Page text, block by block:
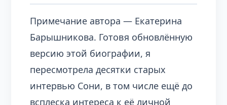
Примечание автора — Екатерина
Барышникова. Готовя обновлённую
версию этой биографии, я
пересмотрела десятки старых
интервью Сони, в том числе ещё до
всплеска интереса к её личной